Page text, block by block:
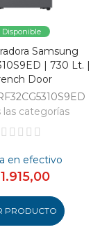
Disponible
Samsung
| 730 Lt. |
Door
las categorías
en efectivo
PRODUCTO